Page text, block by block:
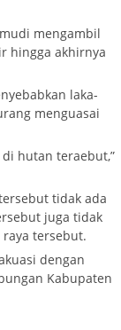
mengambil
hingga akhirnya
laka-
menguasai
hutan teraebut,”
tidak ada
juga tidak
tersebut.
dengan
Kabupaten